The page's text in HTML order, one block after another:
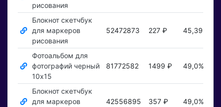
рисования
Блокнот скетчбук
для маркеров
рисования
52472873 227 ₽ 45,39%
Фотоальбом для
фотографий черный
10х15
81772582 1499 ₽ 49,0%
Блокнот скетчбук
для маркеров
42556895 357 ₽ 49,0%